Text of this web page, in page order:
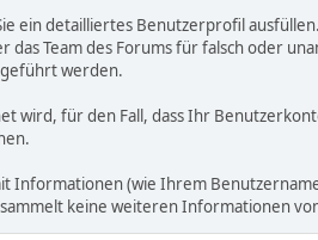
ein detailliertes Benutzerprofil
Team des Forums für falsch oder
werden.
wird, für den Fall, dass Ihr
Informationen (wie Ihrem
keine weiteren Informationen